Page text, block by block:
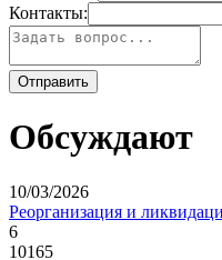
Контакты:
Обсуждают
10/03/2026
Реорганизация и
6
10165